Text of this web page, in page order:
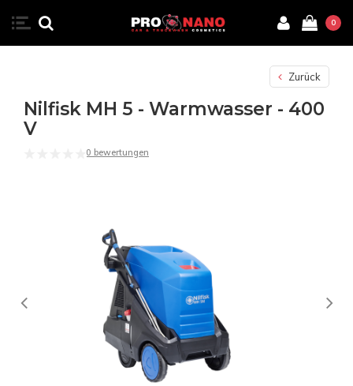
0
Zurück
Nilfisk MH 5 - Warmwasser - 400
V
0 bewertungen